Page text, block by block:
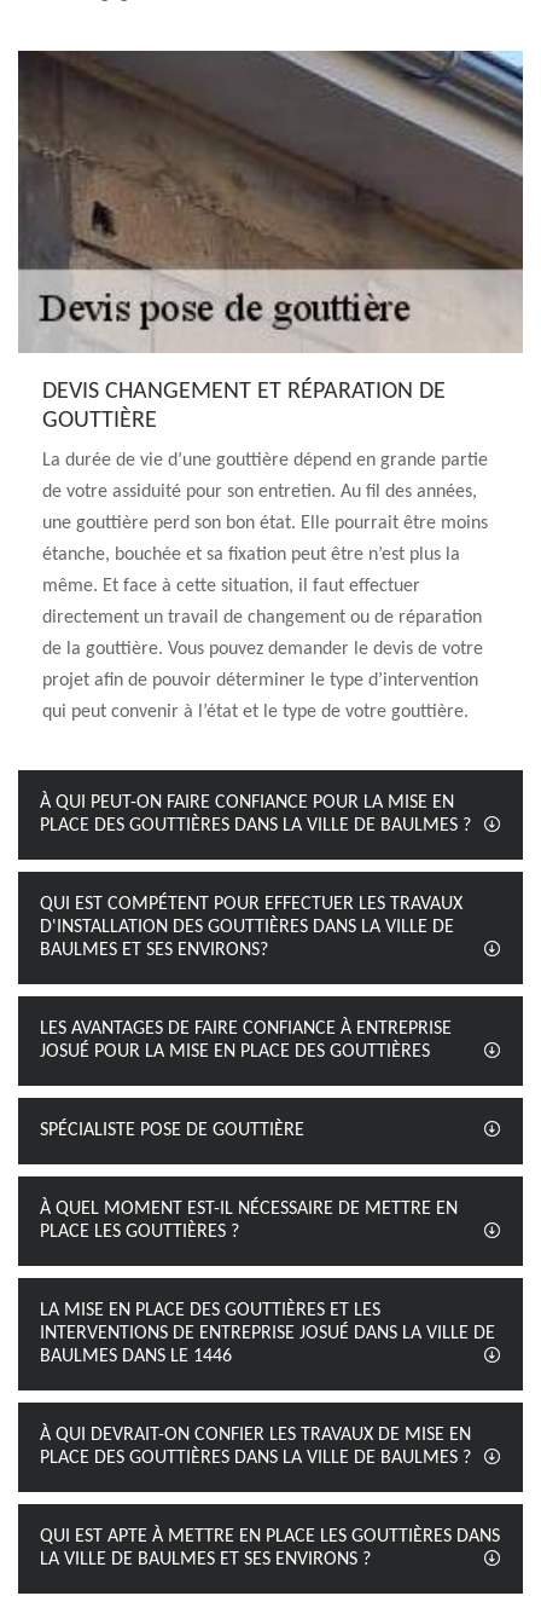
DEVIS CHANGEMENT ET RÉPARATION DE
GOUTTIÈRE
La durée de vie d’une gouttière dépend en grande partie
de votre assiduité pour son entretien. Au fil des années,
une gouttière perd son bon état. Elle pourrait être moins
étanche, bouchée et sa fixation peut être n’est plus la
même. Et face à cette situation, il faut effectuer
directement un travail de changement ou de réparation
de la gouttière. Vous pouvez demander le devis de votre
projet afin de pouvoir déterminer le type d’intervention
qui peut convenir à l’état et le type de votre gouttière.
À QUI PEUT-ON FAIRE CONFIANCE POUR LA MISE EN
PLACE DES GOUTTIÈRES DANS LA VILLE DE BAULMES ?
QUI EST COMPÉTENT POUR EFFECTUER LES TRAVAUX
D'INSTALLATION DES GOUTTIÈRES DANS LA VILLE DE
BAULMES ET SES ENVIRONS?
LES AVANTAGES DE FAIRE CONFIANCE À ENTREPRISE
JOSUÉ POUR LA MISE EN PLACE DES GOUTTIÈRES
SPÉCIALISTE POSE DE GOUTTIÈRE
À QUEL MOMENT EST-IL NÉCESSAIRE DE METTRE EN
PLACE LES GOUTTIÈRES ?
LA MISE EN PLACE DES GOUTTIÈRES ET LES
INTERVENTIONS DE ENTREPRISE JOSUÉ DANS LA VILLE DE
BAULMES DANS LE 1446
À QUI DEVRAIT-ON CONFIER LES TRAVAUX DE MISE EN
PLACE DES GOUTTIÈRES DANS LA VILLE DE BAULMES ?
QUI EST APTE À METTRE EN PLACE LES GOUTTIÈRES DANS
LA VILLE DE BAULMES ET SES ENVIRONS ?